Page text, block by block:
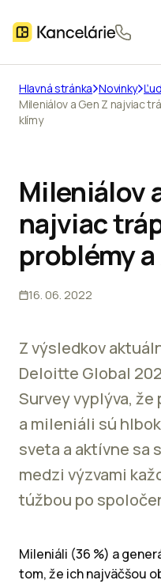
Hlavná stránka Novinky
Mileniálov a Gen Z najviac
klímy
Mileniálov
najviac
problémy
16. 06. 2022
Z výsledkov
Deloitte Global
Survey vyplýva,
a mileniáli sú
sveta a aktívne sa
medzi výzvami
túžbou po
Mileniáli (36 %) a
tom, že ich najväčšou